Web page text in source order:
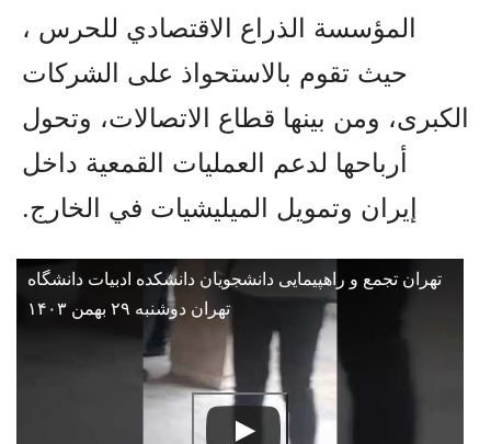
المؤسسة الذراع الاقتصادي للحرس ،
حيث تقوم بالاستحواذ على الشركات
الكبرى، ومن بينها قطاع الاتصالات، وتحول
أرباحها لدعم العمليات القمعية داخل
إيران وتمويل الميليشيات في الخارج.
تهران تجمع و راهپیمایی دانشجویان دانشکده ادبیات دانشگاه
تهران دوشنبه ۲۹ بهمن ۱۴۰۳